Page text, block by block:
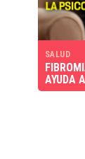
SALUD
AYUDA